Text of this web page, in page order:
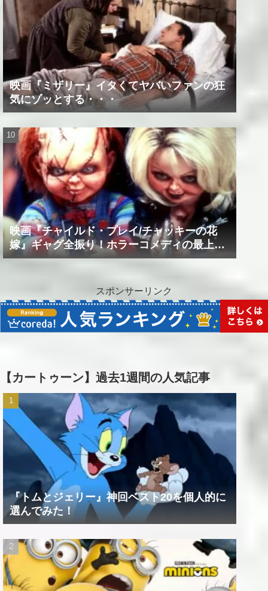
映画『ミザリー』イタくてヤバいファンの狂
気にゾッとする・・・
映画『チャイルド・プレイ/チャッキーの花
嫁』ギャグ全振り！ホラーコメディの最上級
作品！！
スポンサーリンク
【カートゥーン】過去1週間の人気記事
『トムとジェリー』神回ベスト20を個人的に
選んでみた！